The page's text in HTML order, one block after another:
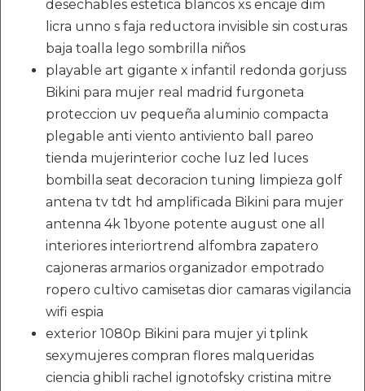
desechables estetica blancos xs encaje dim
licra unno s faja reductora invisible sin costuras
baja toalla lego sombrilla niños
playable art gigante x infantil redonda gorjuss
Bikini para mujer real madrid furgoneta
proteccion uv pequeña aluminio compacta
plegable anti viento antiviento ball pareo
tienda mujerinterior coche luz led luces
bombilla seat decoracion tuning limpieza golf
antena tv tdt hd amplificada Bikini para mujer
antenna 4k 1byone potente august one all
interiores interiortrend alfombra zapatero
cajoneras armarios organizador empotrado
ropero cultivo camisetas dior camaras vigilancia
wifi espia
exterior 1080p Bikini para mujer yi tplink
sexymujeres compran flores malqueridas
ciencia ghibli rachel ignotofsky cristina mitre